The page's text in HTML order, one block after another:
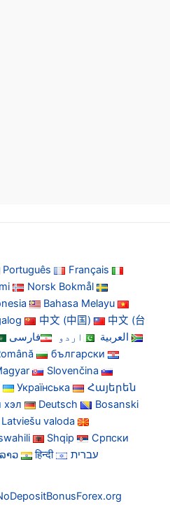
Português
Français
Norsk Bokmål
Bahasa Melayu
中文 (中国)
中文 (台
العربية اردو
فارسی
български
Slovenčina
Українська
Հայերեն
хэл Deutsch
Bosanski
Latviešu valoda
Shqip
Српски
າວ हिन्दी עברית